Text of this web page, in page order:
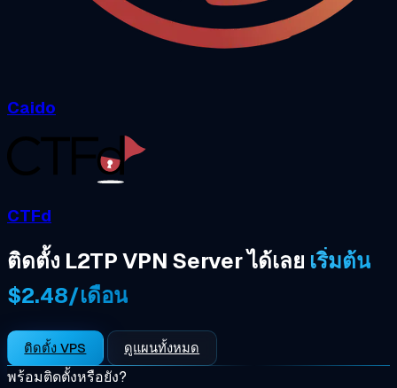
Caido
CTFd
ติดตั้ง L2TP VPN Server ได้เลย เริ่มต้น
$2.48/เดือน
ติดตั้ง VPS ดูแผนทั้งหมด
พร้อมติดตั้งหรือยัง?